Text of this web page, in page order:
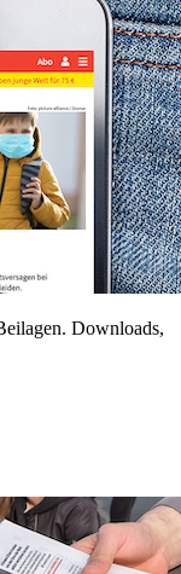
Downloads,